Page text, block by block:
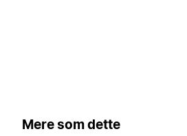
Mere som dette